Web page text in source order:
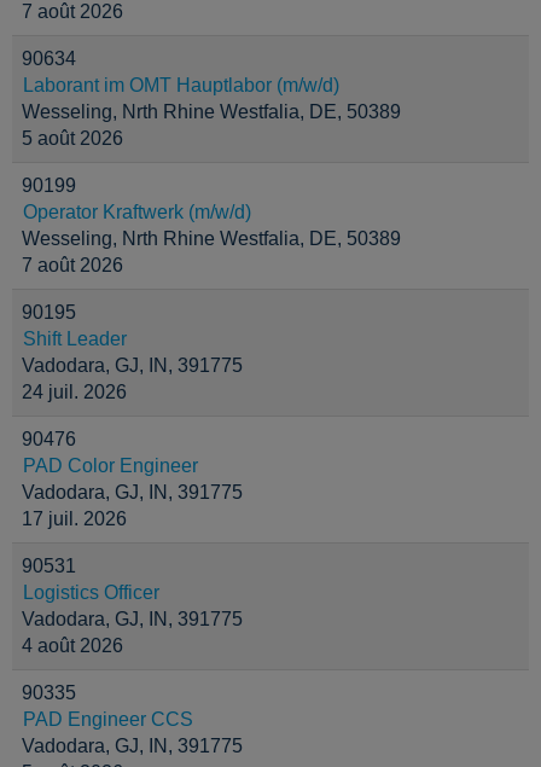
7 août 2026
90634
Laborant im OMT Hauptlabor (m/w/d)
Wesseling, Nrth Rhine Westfalia, DE, 50389
5 août 2026
90199
Operator Kraftwerk (m/w/d)
Wesseling, Nrth Rhine Westfalia, DE, 50389
7 août 2026
90195
Shift Leader
Vadodara, GJ, IN, 391775
24 juil. 2026
90476
PAD Color Engineer
Vadodara, GJ, IN, 391775
17 juil. 2026
90531
Logistics Officer
Vadodara, GJ, IN, 391775
4 août 2026
90335
PAD Engineer CCS
Vadodara, GJ, IN, 391775